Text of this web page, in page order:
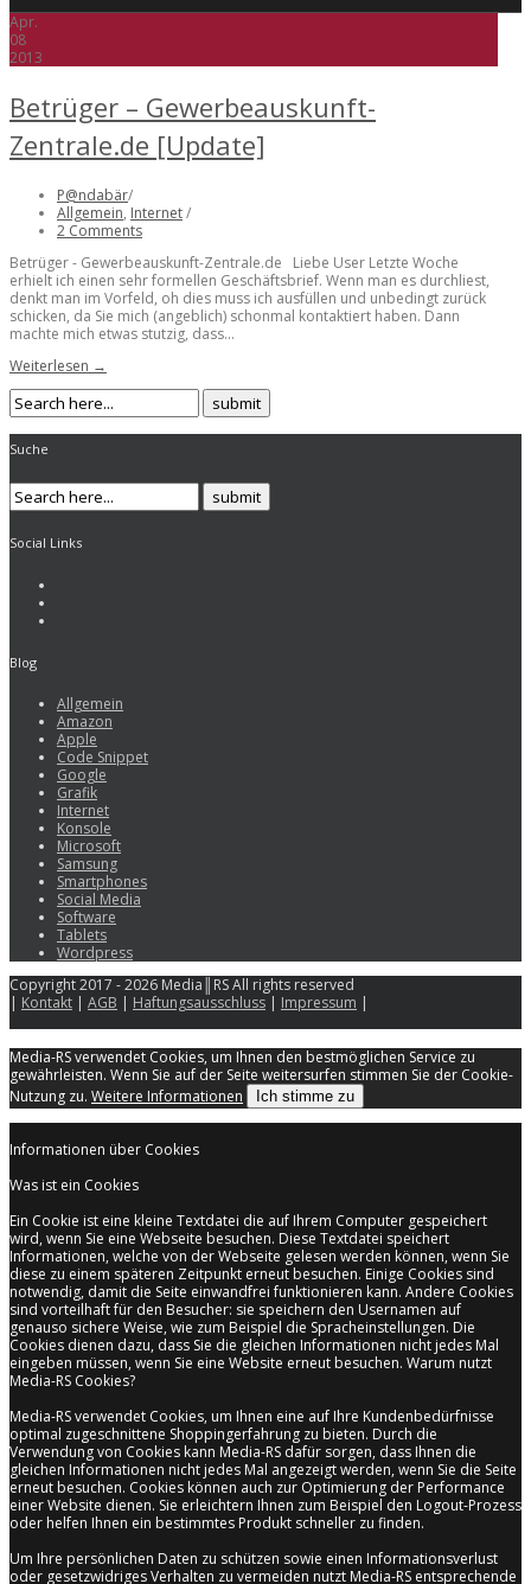
Apr.
08
2013
Betrüger – Gewerbeauskunft-
Zentrale.de [Update]
P@ndabär/
Allgemein, Internet/
2 Comments
Betrüger - Gewerbeauskunft-Zentrale.de Liebe User Letzte Woche
erhielt ich einen sehr formellen Geschäftsbrief. Wenn man es durchliest,
denkt man im Vorfeld, oh dies muss ich ausfüllen und unbedingt zurück
schicken, da Sie mich (angeblich) schonmal kontaktiert haben. Dann
machte mich etwas stutzig, dass...
Weiterlesen →
Suche
Social Links
Blog
Allgemein
Amazon
Apple
Code Snippet
Google
Grafik
Internet
Konsole
Microsoft
Samsung
Smartphones
Social Media
Software
Tablets
Wordpress
Copyright 2017 - 2026 Media║RS All rights reserved
| Kontakt | AGB | Haftungsausschluss | Impressum |
Media-RS verwendet Cookies, um Ihnen den bestmöglichen Service zu
gewährleisten. Wenn Sie auf der Seite weitersurfen stimmen Sie der Cookie-
Nutzung zu. Weitere Informationen Ich stimme zu
Informationen über Cookies
Was ist ein Cookies
Ein Cookie ist eine kleine Textdatei die auf Ihrem Computer gespeichert
wird, wenn Sie eine Webseite besuchen. Diese Textdatei speichert
Informationen, welche von der Webseite gelesen werden können, wenn Sie
diese zu einem späteren Zeitpunkt erneut besuchen. Einige Cookies sind
notwendig, damit die Seite einwandfrei funktionieren kann. Andere Cookies
sind vorteilhaft für den Besucher: sie speichern den Usernamen auf
genauso sichere Weise, wie zum Beispiel die Spracheinstellungen. Die
Cookies dienen dazu, dass Sie die gleichen Informationen nicht jedes Mal
eingeben müssen, wenn Sie eine Website erneut besuchen. Warum nutzt
Media-RS Cookies?
Media-RS verwendet Cookies, um Ihnen eine auf Ihre Kundenbedürfnisse
optimal zugeschnittene Shoppingerfahrung zu bieten. Durch die
Verwendung von Cookies kann Media-RS dafür sorgen, dass Ihnen die
gleichen Informationen nicht jedes Mal angezeigt werden, wenn Sie die Seite
erneut besuchen. Cookies können auch zur Optimierung der Performance
einer Website dienen. Sie erleichtern Ihnen zum Beispiel den Logout-Prozess
oder helfen Ihnen ein bestimmtes Produkt schneller zu finden.
Um Ihre persönlichen Daten zu schützen sowie einen Informationsverlust
oder gesetzwidriges Verhalten zu vermeiden nutzt Media-RS entsprechende